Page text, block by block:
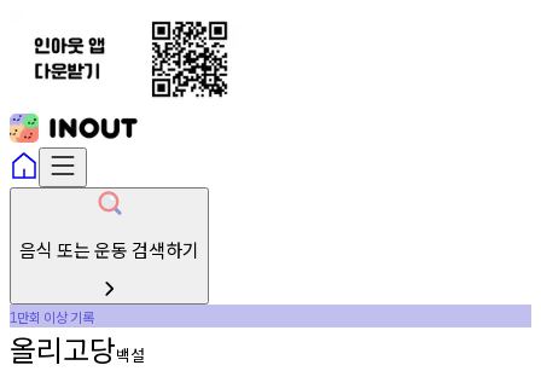
음식 또는 운동 검색하기
1만회 이상기록
올리고당백설